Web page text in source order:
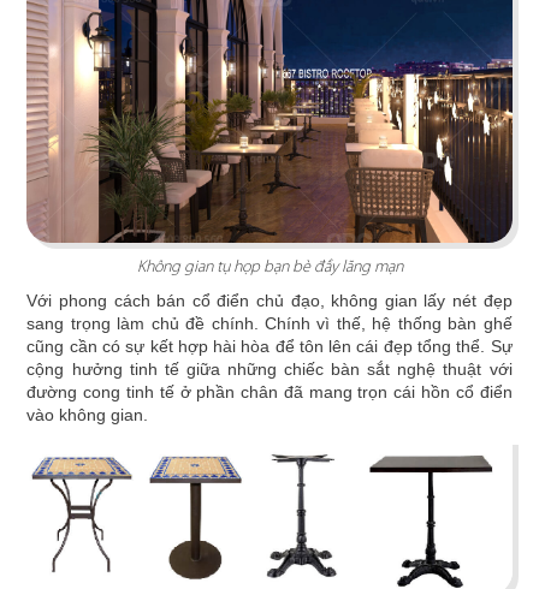
PHÊ LA
Dự án mới nhất của chúng tôi, Phê La - Biên Hòa
tọa lạc trên con đường Võ Thị Sáu sầm uất...
Chi tiết
HIGHLANDS COFFEE
Không gian tụ họp bạn bè đầy lãng mạn
Với phong cách bán cổ điển chủ đạo, không gian lấy nét đẹp
sang trọng làm chủ đề chính. Chính vì thế, hệ thống bàn ghế
cũng cần có sự kết hợp hài hòa để tôn lên cái đẹp tổng thể. Sự
cộng hưởng tinh tế giữa những chiếc bàn sắt nghệ thuật với
đường cong tinh tế ở phần chân đã mang trọn cái hồn cổ điển
vào không gian.